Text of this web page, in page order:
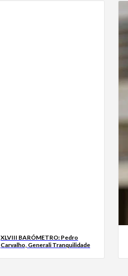
XLVIII BARÓMETRO: Pedro
Carvalho, Generali Tranquilidade